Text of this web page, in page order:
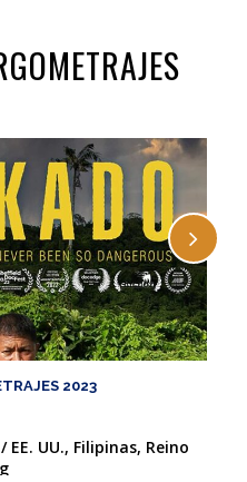
2023
UU., Filipinas, Reino